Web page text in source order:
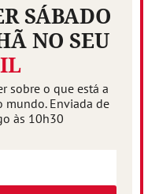
SÁBADO
NO SEU
sobre o que está a
mundo. Enviada de
às 10h30